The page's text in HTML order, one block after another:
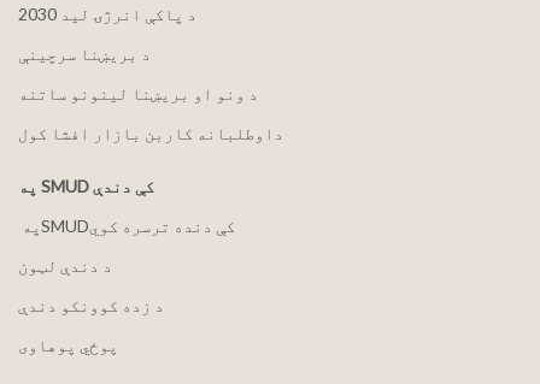
2030 د پاکې انرژۍ لید
د بریښنا سرچینې
د ونو او بریښنا لینونو ساتنه
داوطلبانه کاربن بازار افشا کول
په SMUD کې دندې
په ‏‎SMUD‎‏ کې دنده ترسره کوي
د دندې لټون
د زده کوونکو دندې
پوځي پوهاوی